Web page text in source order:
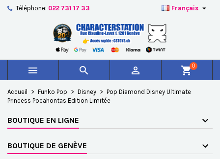
Téléphone: 022 731 17 33 Français 
   shopping_cart0
Accueil Funko Pop Disney
Pop Diamond Disney Ultimate
Princess Pocahontas Edition Limitée
BOUTIQUE EN LIGNE
BOUTIQUE DE GENÈVE
Créer une nouvelle liste
Nom de la liste d'envies
Annuler Créer une liste d'envies
Vous devez être connecté pour ajouter des produits à
votre liste d'envies.